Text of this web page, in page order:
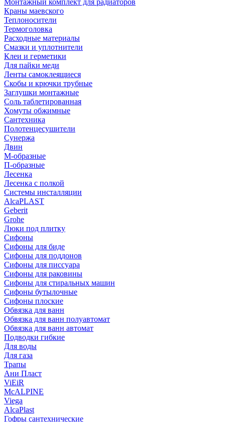
Монтажный комплект для радиаторов
Краны маевского
Теплоносители
Термоголовка
Расходные материалы
Смазки и уплотнители
Клеи и герметики
Для пайки меди
Ленты самоклеящиеся
Скобы и крючки трубные
Заглушки монтажные
Соль таблетированная
Хомуты обжимные
Сантехника
Полотенцесушители
Сунержа
Двин
М-образные
П-образные
Лесенка
Лесенка с полкой
Системы инсталляции
AlcaPLAST
Geberit
Grohe
Люки под плитку
Сифоны
Сифoны для биде
Сифoны для поддонов
Сифoны для писсуара
Сифоны для раковины
Сифоны для стиральных машин
Сифоны бутылочные
Сифоны плоские
Обвязка для ванн
Обвязка для ванн полуавтомат
Обвязка для ванн автомат
Подводки гибкие
Для воды
Для газа
Трапы
Ани Пласт
ViEiR
McALPINE
Viega
AlcaPlast
Гофры сантехнические